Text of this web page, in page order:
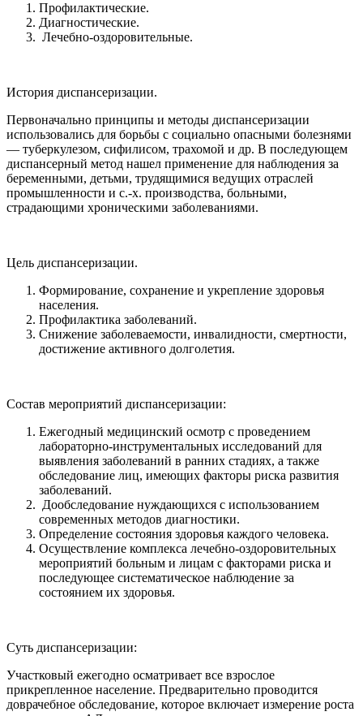
Профилактические.
Диагностические.
Лечебно-оздоровительные.
История диспансеризации.
Первоначально принципы и методы диспансеризации
использовались для борьбы с социально опасными болезнями
— туберкулезом, сифилисом, трахомой и др. В последующем
диспансерный метод нашел применение для наблюдения за
беременными, детьми, трудящимися ведущих отраслей
промышленности и с.-х. производства, больными,
страдающими хроническими заболеваниями.
Цель диспансеризации.
Формирование, сохранение и укрепление здоровья
населения.
Профилактика заболеваний.
Снижение заболеваемости, инвалидности, смертности,
достижение активного долголетия.
Состав мероприятий диспансеризации:
Ежегодный медицинский осмотр с проведением
лабораторно-инструментальных исследований для
выявления заболеваний в ранних стадиях, а также
обследование лиц, имеющих факторы риска развития
заболеваний.
Дообследование нуждающихся с использованием
современных методов диагностики.
Определение состояния здоровья каждого человека.
Осуществление комплекса лечебно-оздоровительных
мероприятий больным и лицам с факторами риска и
последующее систематическое наблюдение за
состоянием их здоровья.
Суть диспансеризации:
Участковый ежегодно осматривает все взрослое
прикрепленное население. Предварительно проводится
доврачебное обследование, которое включает измерение роста